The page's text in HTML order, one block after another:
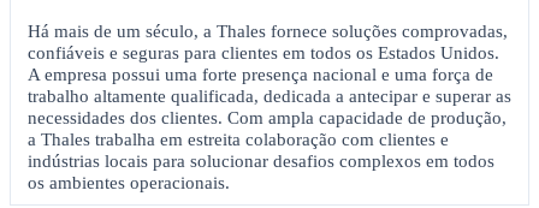
Há mais de um século, a Thales fornece soluções comprovadas,
confiáveis ​​e seguras para clientes em todos os Estados Unidos.
A empresa possui uma forte presença nacional e uma força de
trabalho altamente qualificada, dedicada a antecipar e superar as
necessidades dos clientes. Com ampla capacidade de produção,
a Thales trabalha em estreita colaboração com clientes e
indústrias locais para solucionar desafios complexos em todos
os ambientes operacionais.